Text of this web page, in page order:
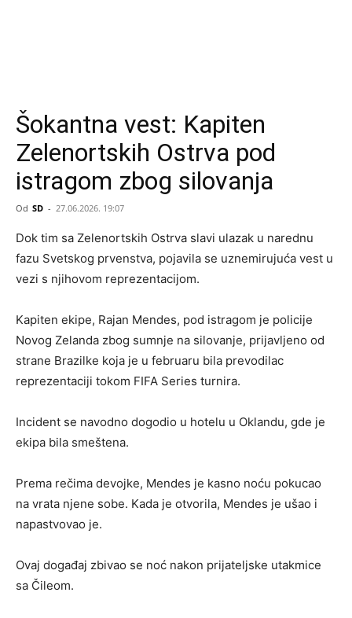
Šokantna vest: Kapiten
Zelenortskih Ostrva pod
istragom zbog silovanja
Od SD - 27.06.2026. 19:07
Dok tim sa Zelenortskih Ostrva slavi ulazak u narednu
fazu Svetskog prvenstva, pojavila se uznemirujuća vest u
vezi s njihovom reprezentacijom.
Kapiten ekipe, Rajan Mendes, pod istragom je policije
Novog Zelanda zbog sumnje na silovanje, prijavljeno od
strane Brazilke koja je u februaru bila prevodilac
reprezentaciji tokom FIFA Series turnira.
Incident se navodno dogodio u hotelu u Oklandu, gde je
ekipa bila smeštena.
Prema rečima devojke, Mendes je kasno noću pokucao
na vrata njene sobe. Kada je otvorila, Mendes je ušao i
napastvovao je.
Ovaj događaj zbivao se noć nakon prijateljske utakmice
sa Čileom.